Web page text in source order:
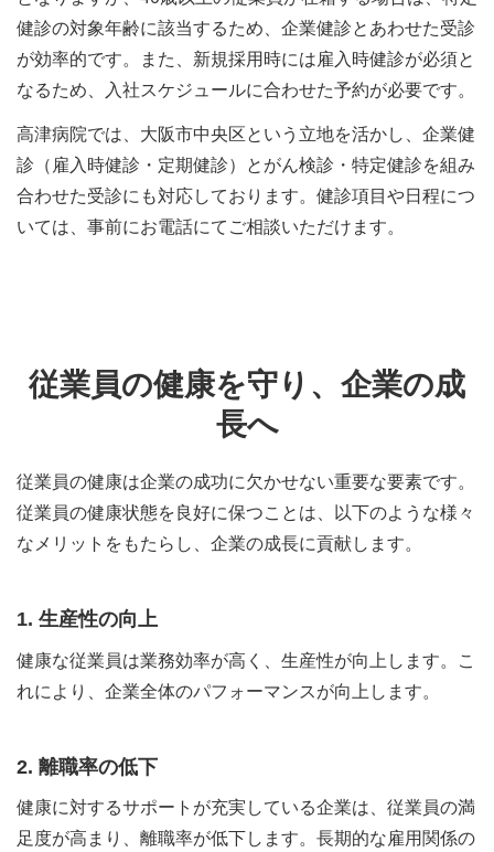
健診の対象年齢に該当するため、企業健診とあわせた受診
が効率的です。また、新規採用時には雇入時健診が必須と
なるため、入社スケジュールに合わせた予約が必要です。
高津病院では、大阪市中央区という立地を活かし、企業健
診（雇入時健診・定期健診）とがん検診・特定健診を組み
合わせた受診にも対応しております。健診項目や日程につ
いては、事前にお電話にてご相談いただけます。
従業員の健康を守り、企業の成
長へ
従業員の健康は企業の成功に欠かせない重要な要素です。
従業員の健康状態を良好に保つことは、以下のような様々
なメリットをもたらし、企業の成長に貢献します。
1. 生産性の向上
健康な従業員は業務効率が高く、生産性が向上します。こ
れにより、企業全体のパフォーマンスが向上します。
2. 離職率の低下
健康に対するサポートが充実している企業は、従業員の満
足度が高まり、離職率が低下します。長期的な雇用関係の